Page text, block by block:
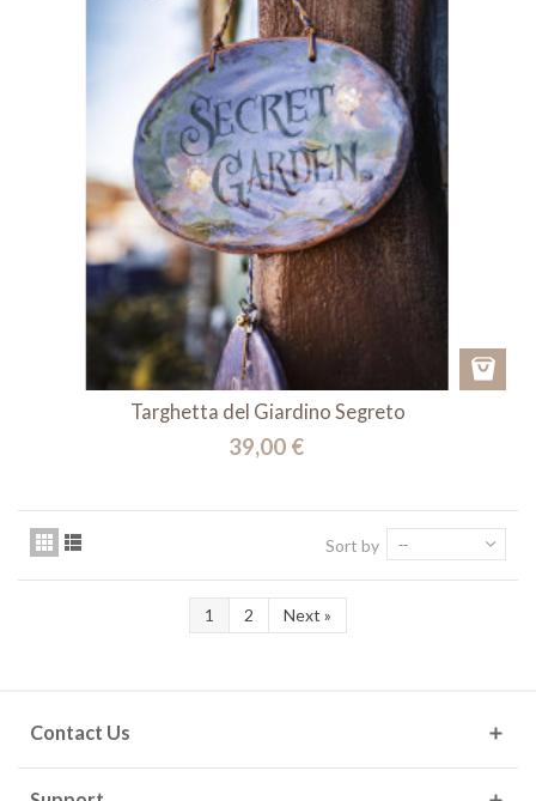
Targhetta del Giardino Segreto
39,00 €
Sort by --
1 2 Next »
Contact Us